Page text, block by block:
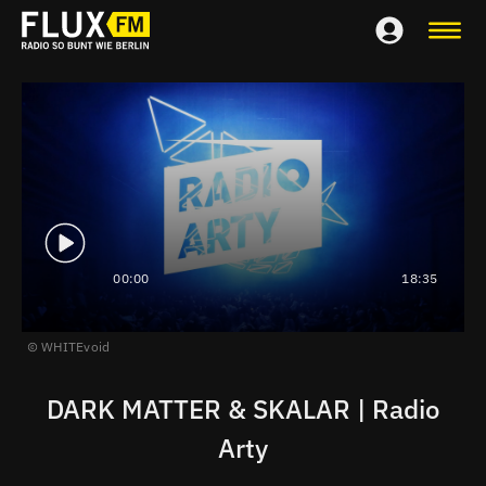
00:00 18:35
WHITEvoid
DARK MATTER & SKALAR | Radio
Arty